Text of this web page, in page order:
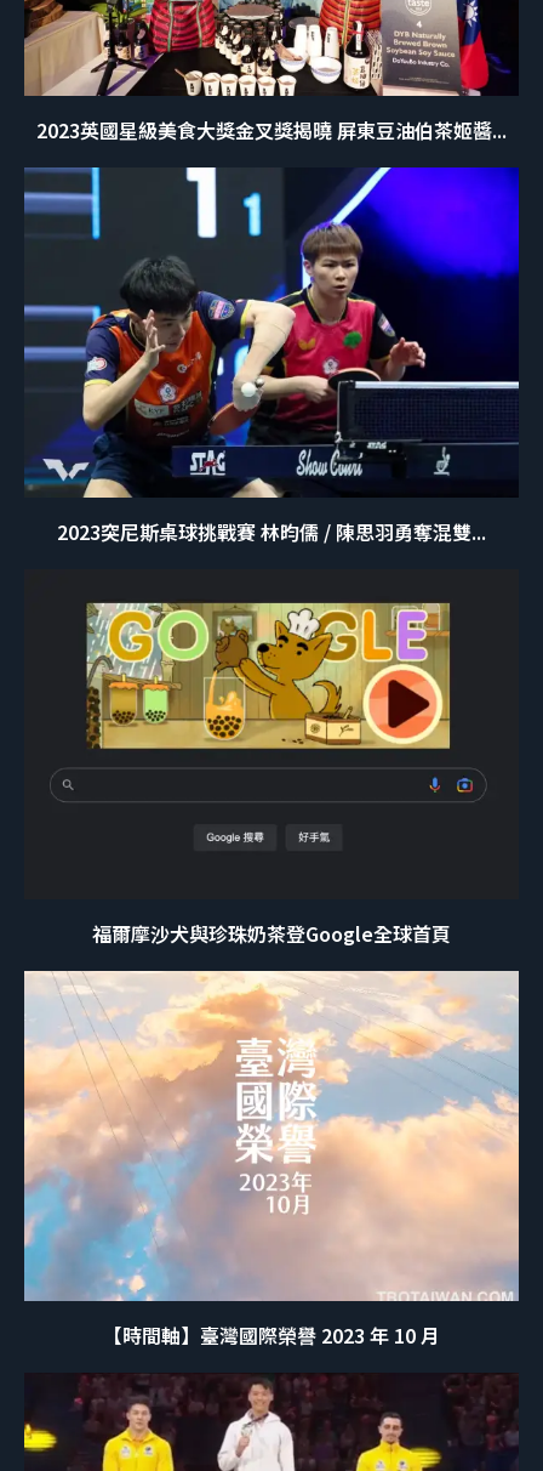
2023英國星級美食大獎金叉獎揭曉 屏東豆油伯茶姬醬...
2023突尼斯桌球挑戰賽 林昀儒 / 陳思羽勇奪混雙...
福爾摩沙犬與珍珠奶茶登Google全球首頁
【時間軸】臺灣國際榮譽 2023 年 10 月